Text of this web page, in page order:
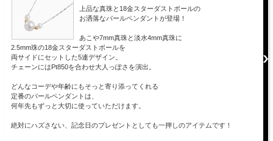
上品な真珠と18金スターダストボールの
お洒落なパールペンダントが登場！
あこや7mm真珠と淡水4mm真珠に
2.5mm珠の18金スターダストボールを
両サイドにセットした5連デザイン。
チェーンにはPt850を合わせ大人っぽさを演出。
どんなコーデや年齢にもそっと寄り添ってくれる
定番のパールペンダントは、
何年先もずっと大切に使っていただけます。
絶対にハズさない、記念日のプレゼントとしても一押しのアイテムです！